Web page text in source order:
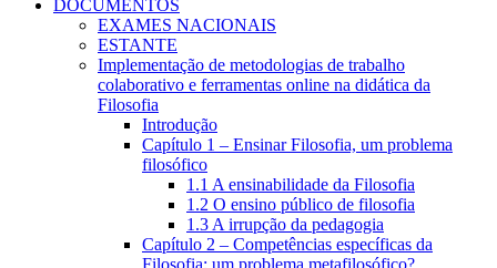
DOCUMENTOS
EXAMES NACIONAIS
ESTANTE
Implementação de metodologias de trabalho
colaborativo e ferramentas online na didática da
Filosofia
Introdução
Capítulo 1 – Ensinar Filosofia, um problema
filosófico
1.1 A ensinabilidade da Filosofia
1.2 O ensino público de filosofia
1.3 A irrupção da pedagogia
Capítulo 2 – Competências específicas da
Filosofia: um problema metafilosófico?